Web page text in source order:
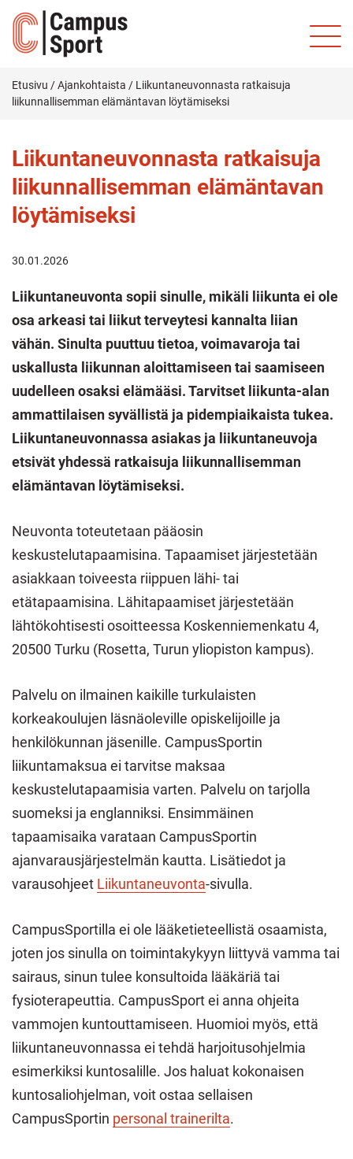
Etusivu /Ajankohtaista / Liikuntaneuvonnasta ratkaisuja
liikunnallisemman elämäntavan löytämiseksi
Liikuntaneuvonnasta ratkaisuja
liikunnallisemman elämäntavan
löytämiseksi
30.01.2026
Liikuntaneuvonta sopii sinulle, mikäli liikunta ei ole
osa arkeasi tai liikut terveytesi kannalta liian
vähän. Sinulta puuttuu tietoa, voimavaroja tai
uskallusta liikunnan aloittamiseen tai saamiseen
uudelleen osaksi elämääsi. Tarvitset liikunta-alan
ammattilaisen syvällistä ja pidempiaikaista tukea.
Liikuntaneuvonnassa asiakas ja liikuntaneuvoja
etsivät yhdessä ratkaisuja liikunnallisemman
elämäntavan löytämiseksi.
Neuvonta toteutetaan pääosin
keskustelutapaamisina. Tapaamiset järjestetään
asiakkaan toiveesta riippuen lähi- tai
etätapaamisina. Lähitapaamiset järjestetään
lähtökohtisesti osoitteessa Koskenniemenkatu 4,
20500 Turku (Rosetta, Turun yliopiston kampus).
Palvelu on ilmainen kaikille turkulaisten
korkeakoulujen läsnäoleville opiskelijoille ja
henkilökunnan jäsenille. CampusSportin
liikuntamaksua ei tarvitse maksaa
keskustelutapaamisia varten. Palvelu on tarjolla
suomeksi ja englanniksi. Ensimmäinen
tapaamisaika varataan CampusSportin
ajanvarausjärjestelmän kautta. Lisätiedot ja
varausohjeet Liikuntaneuvonta-sivulla.
CampusSportilla ei ole lääketieteellistä osaamista,
joten jos sinulla on toimintakykyyn liittyvä vamma tai
sairaus, sinun tulee konsultoida lääkäriä tai
fysioterapeuttia. CampusSport ei anna ohjeita
vammojen kuntouttamiseen. Huomioi myös, että
liikuntaneuvonnassa ei tehdä harjoitusohjelmia
esimerkiksi kuntosalille. Jos haluat kokonaisen
kuntosaliohjelman, voit ostaa sellaisen
CampusSportin personal trainerilta.